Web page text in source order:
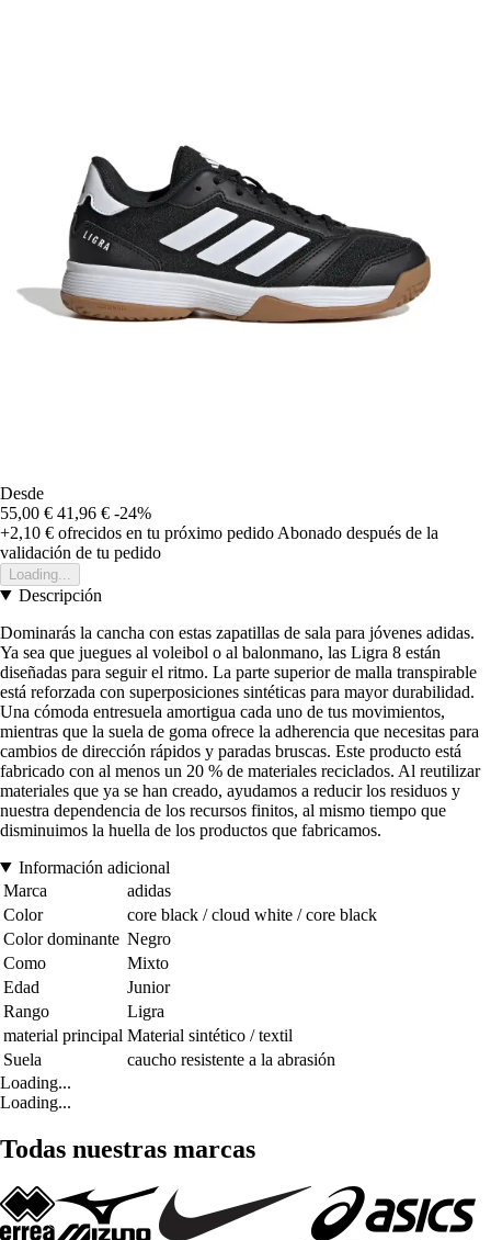
Desde
55,00 € 41,96 € -24%
+2,10 € ofrecidos en tu próximo pedido Abonado después de la
validación de tu pedido
Loading...
Descripción
Dominarás la cancha con estas zapatillas de sala para jóvenes adidas.
Ya sea que juegues al voleibol o al balonmano, las Ligra 8 están
diseñadas para seguir el ritmo. La parte superior de malla transpirable
está reforzada con superposiciones sintéticas para mayor durabilidad.
Una cómoda entresuela amortigua cada uno de tus movimientos,
mientras que la suela de goma ofrece la adherencia que necesitas para
cambios de dirección rápidos y paradas bruscas. Este producto está
fabricado con al menos un 20 % de materiales reciclados. Al reutilizar
materiales que ya se han creado, ayudamos a reducir los residuos y
nuestra dependencia de los recursos finitos, al mismo tiempo que
disminuimos la huella de los productos que fabricamos.
Información adicional
Marca
adidas
Color
core black / cloud white / core black
Color dominante Negro
Como
Mixto
Edad
Junior
Rango
Ligra
material principal Material sintético / textil
Suela
caucho resistente a la abrasión
Loading...
Loading...
Todas nuestras marcas